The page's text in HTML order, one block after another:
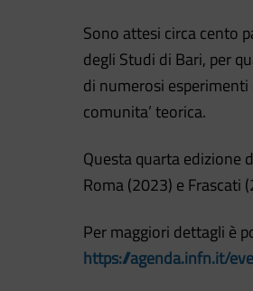
Sono attesi circa cento
degli Studi di Bari, per
di numerosi esperimenti
comunita’ teorica.
Questa quarta edizione
Roma (2023) e Frascati
Per maggiori dettagli è
https://agenda.infn.it/